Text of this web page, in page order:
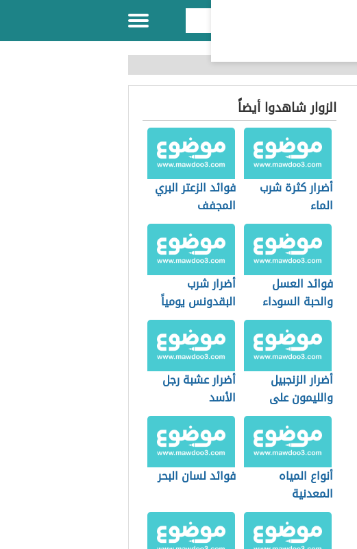
الزوار شاهدوا أيضاً
أضرار كثرة شرب
الماء
فوائد الزعتر البري
المجفف
فوائد العسل
والحبة السوداء
على الريق
أضرار شرب
البقدونس يومياً
أضرار الزنجبيل
والليمون على
الريق
أضرار عشبة رجل
الأسد
أنواع المياه
المعدنية
فوائد لسان البحر